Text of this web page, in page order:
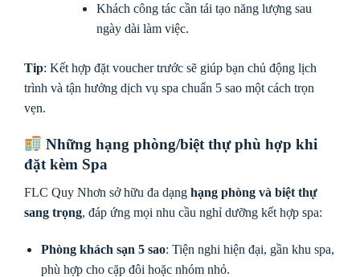
Khách công tác cần tái tạo năng lượng sau
ngày dài làm việc.
Tip: Kết hợp đặt voucher trước sẽ giúp bạn chủ động lịch
trình và tận hưởng dịch vụ spa chuẩn 5 sao một cách trọn
vẹn.
Những hạng phòng/biệt thự phù hợp khi
đặt kèm Spa
FLC Quy Nhơn sở hữu đa dạng hạng phòng và biệt thự
sang trọng, đáp ứng mọi nhu cầu nghỉ dưỡng kết hợp spa:
Phòng khách sạn 5 sao: Tiện nghi hiện đại, gần khu spa,
phù hợp cho cặp đôi hoặc nhóm nhỏ.